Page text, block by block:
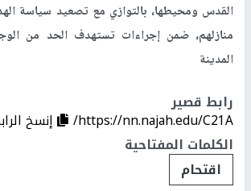
القدس ومحيطها، بالتوازي مع تصعيد سياسة
منازلهم، ضمن إجراءات تستهدف الحد من
المدينة
رابط قصير
https://nn.najah.edu/C21A/
إنسخ
الكلمات المفتاحية
اقتحام